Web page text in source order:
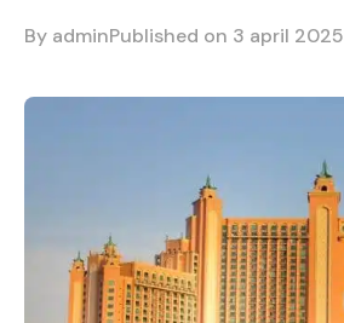
By adminPublished on 3 april 2025